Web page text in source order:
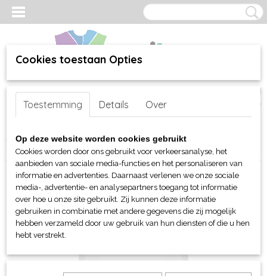
Inloggen Registreren
(0)
Home >webshop>Per merk >Clique >Voor hem en unisex
Shirts> Clique Brooklyn T-shirt met verlengde rug
Cookies toestaan Opties
Toestemming Details Over
Op deze website worden cookies gebruikt
Cookies worden door ons gebruikt voor verkeersanalyse, het
aanbieden van sociale media-functies en het personaliseren van
informatie en advertenties. Daarnaast verlenen we onze sociale
media-, advertentie- en analysepartners toegang tot informatie
over hoe u onze site gebruikt. Zij kunnen deze informatie
gebruiken in combinatie met andere gegevens die zij mogelijk
hebben verzameld door uw gebruik van hun diensten of die u hen
hebt verstrekt.